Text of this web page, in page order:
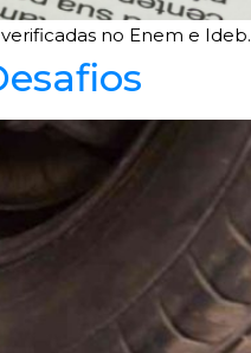
no Enem e Ideb.